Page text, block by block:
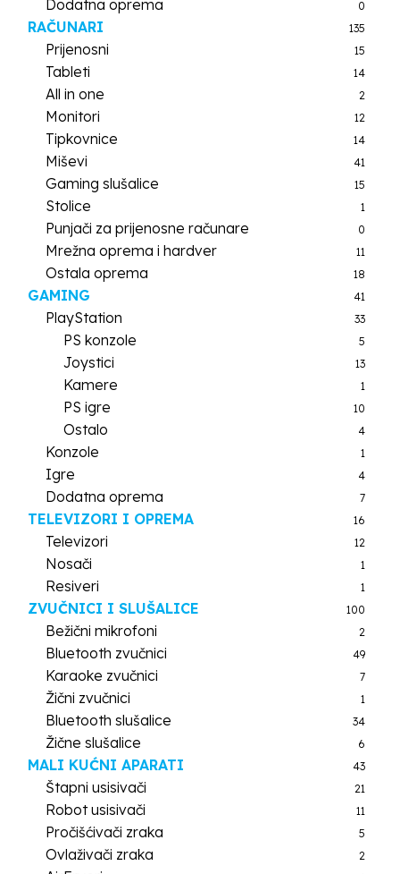
Dodatna oprema 0
RAČUNARI 135
Prijenosni 15
Tableti 14
All in one 2
Monitori 12
Tipkovnice 14
Miševi 41
Gaming slušalice 15
Stolice 1
Punjači za prijenosne računare 0
Mrežna oprema i hardver 11
Ostala oprema 18
GAMING 41
PlayStation 33
PS konzole 5
Joystici 13
Kamere 1
PS igre 10
Ostalo 4
Konzole 1
Igre 4
Dodatna oprema 7
TELEVIZORI I OPREMA 16
Televizori 12
Nosači 1
Resiveri 1
ZVUČNICI I SLUŠALICE 100
Bežični mikrofoni 2
Bluetooth zvučnici 49
Karaoke zvučnici 7
Žični zvučnici 1
Bluetooth slušalice 34
Žične slušalice 6
MALI KUĆNI APARATI 43
Štapni usisivači 21
Robot usisivači 11
Pročišćivači zraka 5
Ovlaživači zraka 2